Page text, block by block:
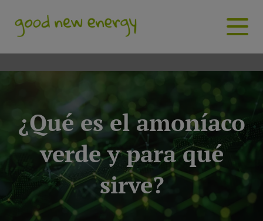
¿Qué es el amoníaco
verde y para qué
sirve?